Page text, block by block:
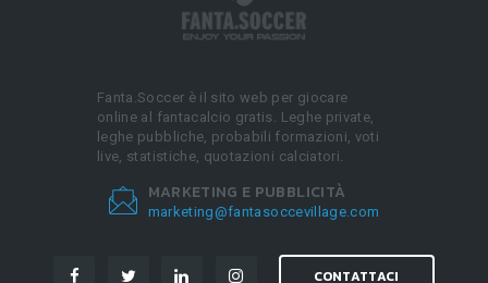
Fanta.Soccer è il sito web per giocare
online al fantacalcio gratis. Leghe private,
leghe pubbliche, probabili formazioni, voti
live, statistiche, quotazioni calciatori.
MARKETING E PUBBLICITÀ
marketing@fantasoccevillage.com
CONTATTACI